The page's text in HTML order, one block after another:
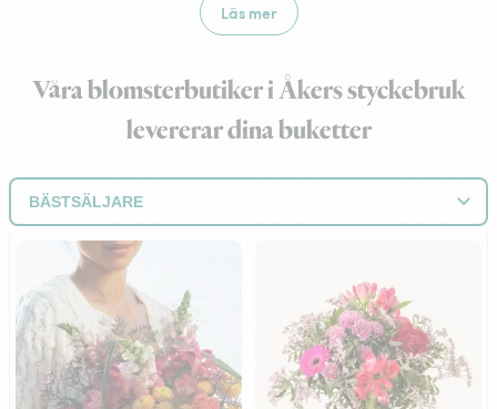
Läs mer
Våra blomsterbutiker i Åkers styckebruk
levererar dina buketter